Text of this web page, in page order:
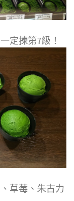
定揀第7級！
草莓、朱古力